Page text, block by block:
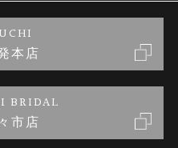
婚約指輪
本店
BRIDAL
市店